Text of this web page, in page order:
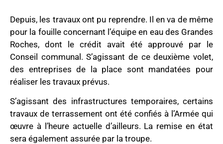
Depuis, les travaux ont pu reprendre. Il en va de même
pour la fouille concernant l’équipe en eau des Grandes
Roches, dont le crédit avait été approuvé par le
Conseil communal. S’agissant de ce deuxième volet,
des entreprises de la place sont mandatées pour
réaliser les travaux prévus.
S’agissant des infrastructures temporaires, certains
travaux de terrassement ont été confiés à l’Armée qui
œuvre à l’heure actuelle d’ailleurs. La remise en état
sera également assurée par la troupe.